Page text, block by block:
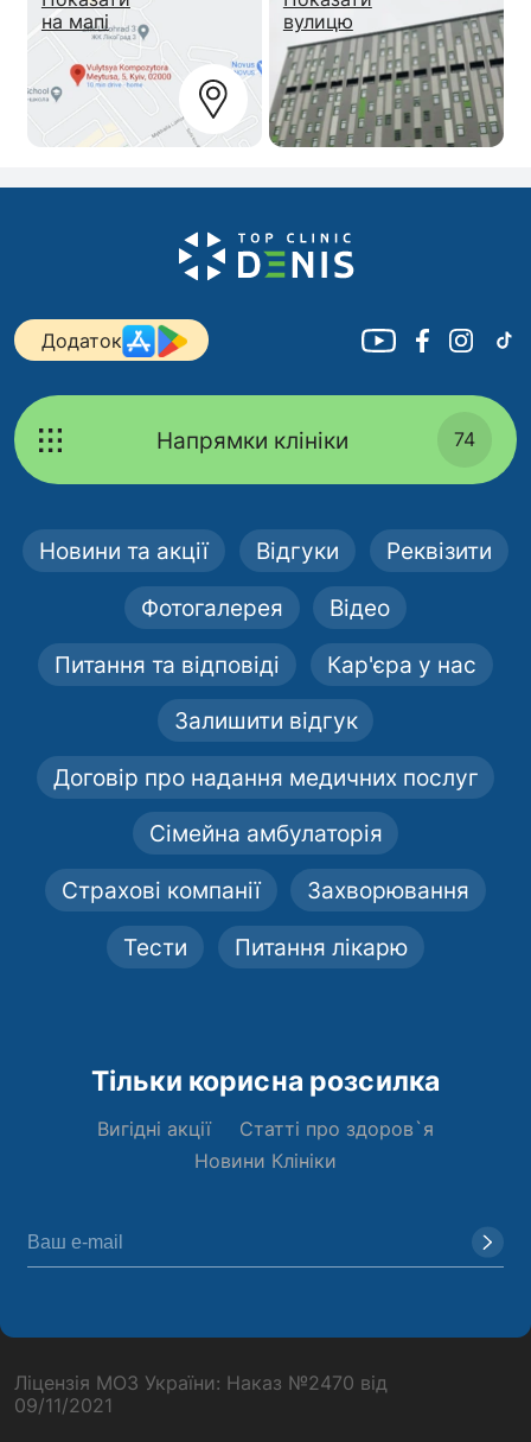
на мапі
вулицю
Додаток
Напрямки клініки 74
Новини та акції Відгуки Реквізити
Фотогалерея Відео
Питання та відповіді Кар'єра у нас
Залишити відгук
Договір про надання медичних послуг
Сімейна амбулаторія
Страхові компанії Захворювання
Тести Питання лікарю
Тільки корисна розсилка
Вигідні акції
Статті про здоров`я
Новини Клініки
Ліцензія МОЗ України: Наказ №2470 від
09/11/2021